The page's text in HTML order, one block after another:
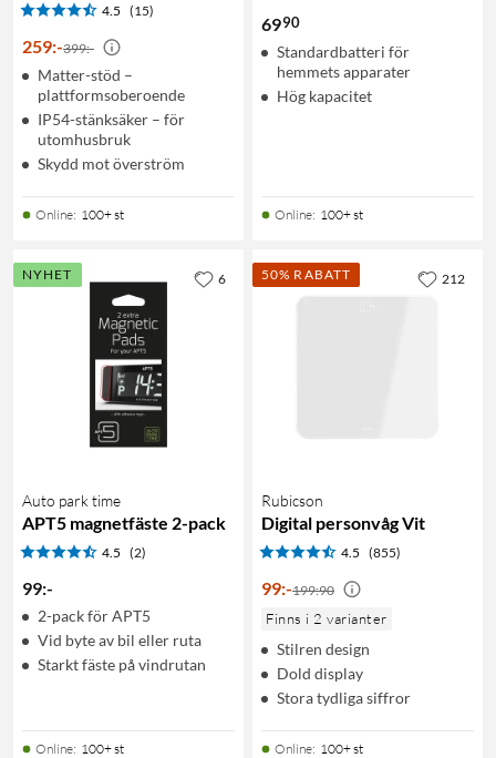
4.5 (15)
259:-399:-
Matter-stöd –
plattformsoberoende
IP54-stänksäker – för
utomhusbruk
Skydd mot överström
Online: 100+ st
6990
Standardbatteri för
hemmets apparater
Hög kapacitet
Online: 100+ st
NYHET
Auto park time
APT5 magnetfäste 2-pack
4.5 (2)
99:-
2-pack för APT5
Vid byte av bil eller ruta
Starkt fäste på vindrutan
Online: 100+ st
6 50% RABATT
Rubicson
Digital personvåg Vit
4.5 (855)
99:-199:90
Finns i 2 varianter
Stilren design
Dold display
Stora tydliga siffror
Online: 100+ st
212